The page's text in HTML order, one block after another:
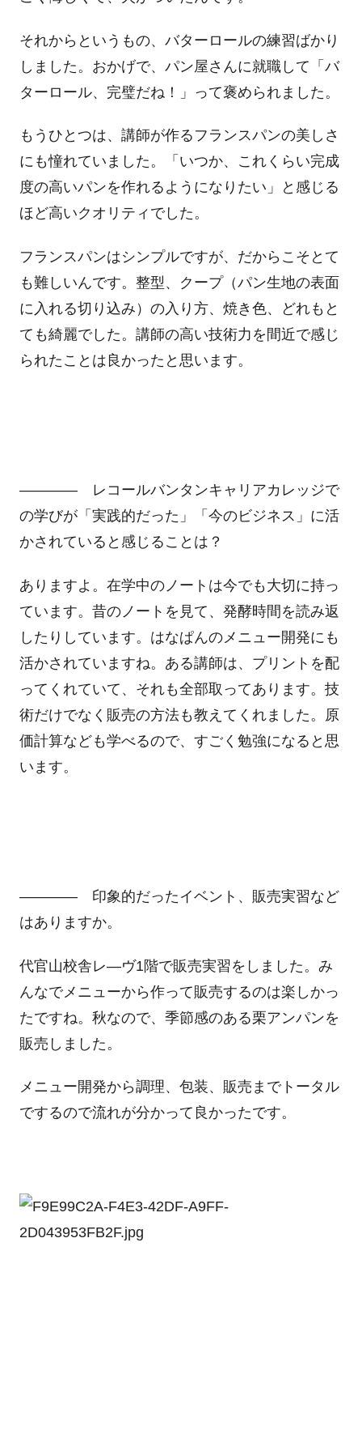
それからというもの、バターロールの練習ばかり
しました。おかげで、パン屋さんに就職して「バ
ターロール、完璧だね！」って褒められました。
もうひとつは、講師が作るフランスパンの美しさ
にも憧れていました。「いつか、これくらい完成
度の高いパンを作れるようになりたい」と感じる
ほど高いクオリティでした。
フランスパンはシンプルですが、だからこそとて
も難しいんです。整型、クープ（パン生地の表面
に入れる切り込み）の入り方、焼き色、どれもと
ても綺麗でした。講師の高い技術力を間近で感じ
られたことは良かったと思います。
―――― レコールバンタンキャリアカレッジで
の学びが「実践的だった」「今のビジネス」に活
かされていると感じることは？
ありますよ。在学中のノートは今でも大切に持っ
ています。昔のノートを見て、発酵時間を読み返
したりしています。はなぱんのメニュー開発にも
活かされていますね。ある講師は、プリントを配
ってくれていて、それも全部取ってあります。技
術だけでなく販売の方法も教えてくれました。原
価計算なども学べるので、すごく勉強になると思
います。
―――― 印象的だったイベント、販売実習など
はありますか。
代官山校舎レ―ヴ1階で販売実習をしました。み
んなでメニューから作って販売するのは楽しかっ
たですね。秋なので、季節感のある栗アンパンを
販売しました。
メニュー開発から調理、包装、販売までトータル
でするので流れが分かって良かったです。